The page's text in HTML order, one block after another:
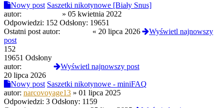
Nowy post Saszetki nikotynowe [Biały Snus]
autor:
» 05 kwietnia 2022
Odpowiedzi: 152 Odsłony: 19651
Ostatni post autor:
« 20 lipca 2026
Wyświetl najnowszy
post
152
19651 Odsłony
autor:
Wyświetl najnowszy post
20 lipca 2026
Nowy post Saszetki nikotynowe - miniFAQ
autor: narcovoyage13 » 01 lipca 2025
Odpowiedzi: 3 Odsłony: 1159